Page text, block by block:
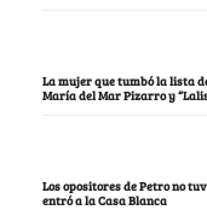
La mujer que tumbó la lista
María del Mar Pizarro y
Los opositores de Petro no
entró a la Casa Blanca